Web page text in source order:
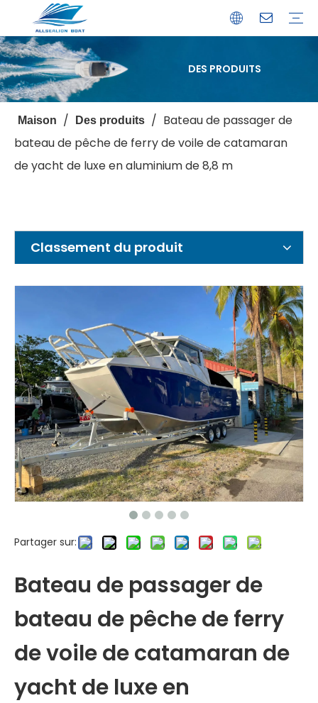
DES PRODUITS
Maison / Des produits / Bateau de passager de
bateau de pêche de ferry de voile de catamaran
de yacht de luxe en aluminium de 8,8 m
Classement du produit
Partager sur:
Bateau de passager de
bateau de pêche de ferry
de voile de catamaran de
yacht de luxe en